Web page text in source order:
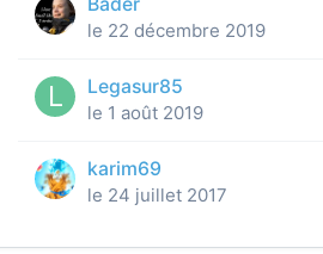
le 22 décembre 2019
Legasur85
le 1 août 2019
karim69
le 24 juillet 2017